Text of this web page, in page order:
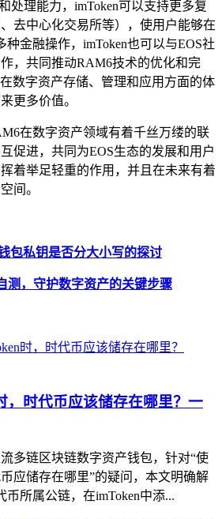
处理能力，imToken可以支持更多复
去中心化交易所等），使用户能够在
种金融操作，imToken也可以与EOS社
，共同推动RAM6技术的优化和完
数字资产存储、管理和应用方面的体
更多价值。
在数字资产领域有着千丝万缕的联
促进，共同为EOS生态的发展和用户
着举足轻重的作用，并且在未来有着
间。
包私钥是否分大小写的探讨
测，守护数字资产的关键步骤
，时代币应该储存在哪里？一
多链区块链数字资产钱包，针对“使
应储存在哪里”的疑问，本文明确解
币所属公链，在imToken中添...